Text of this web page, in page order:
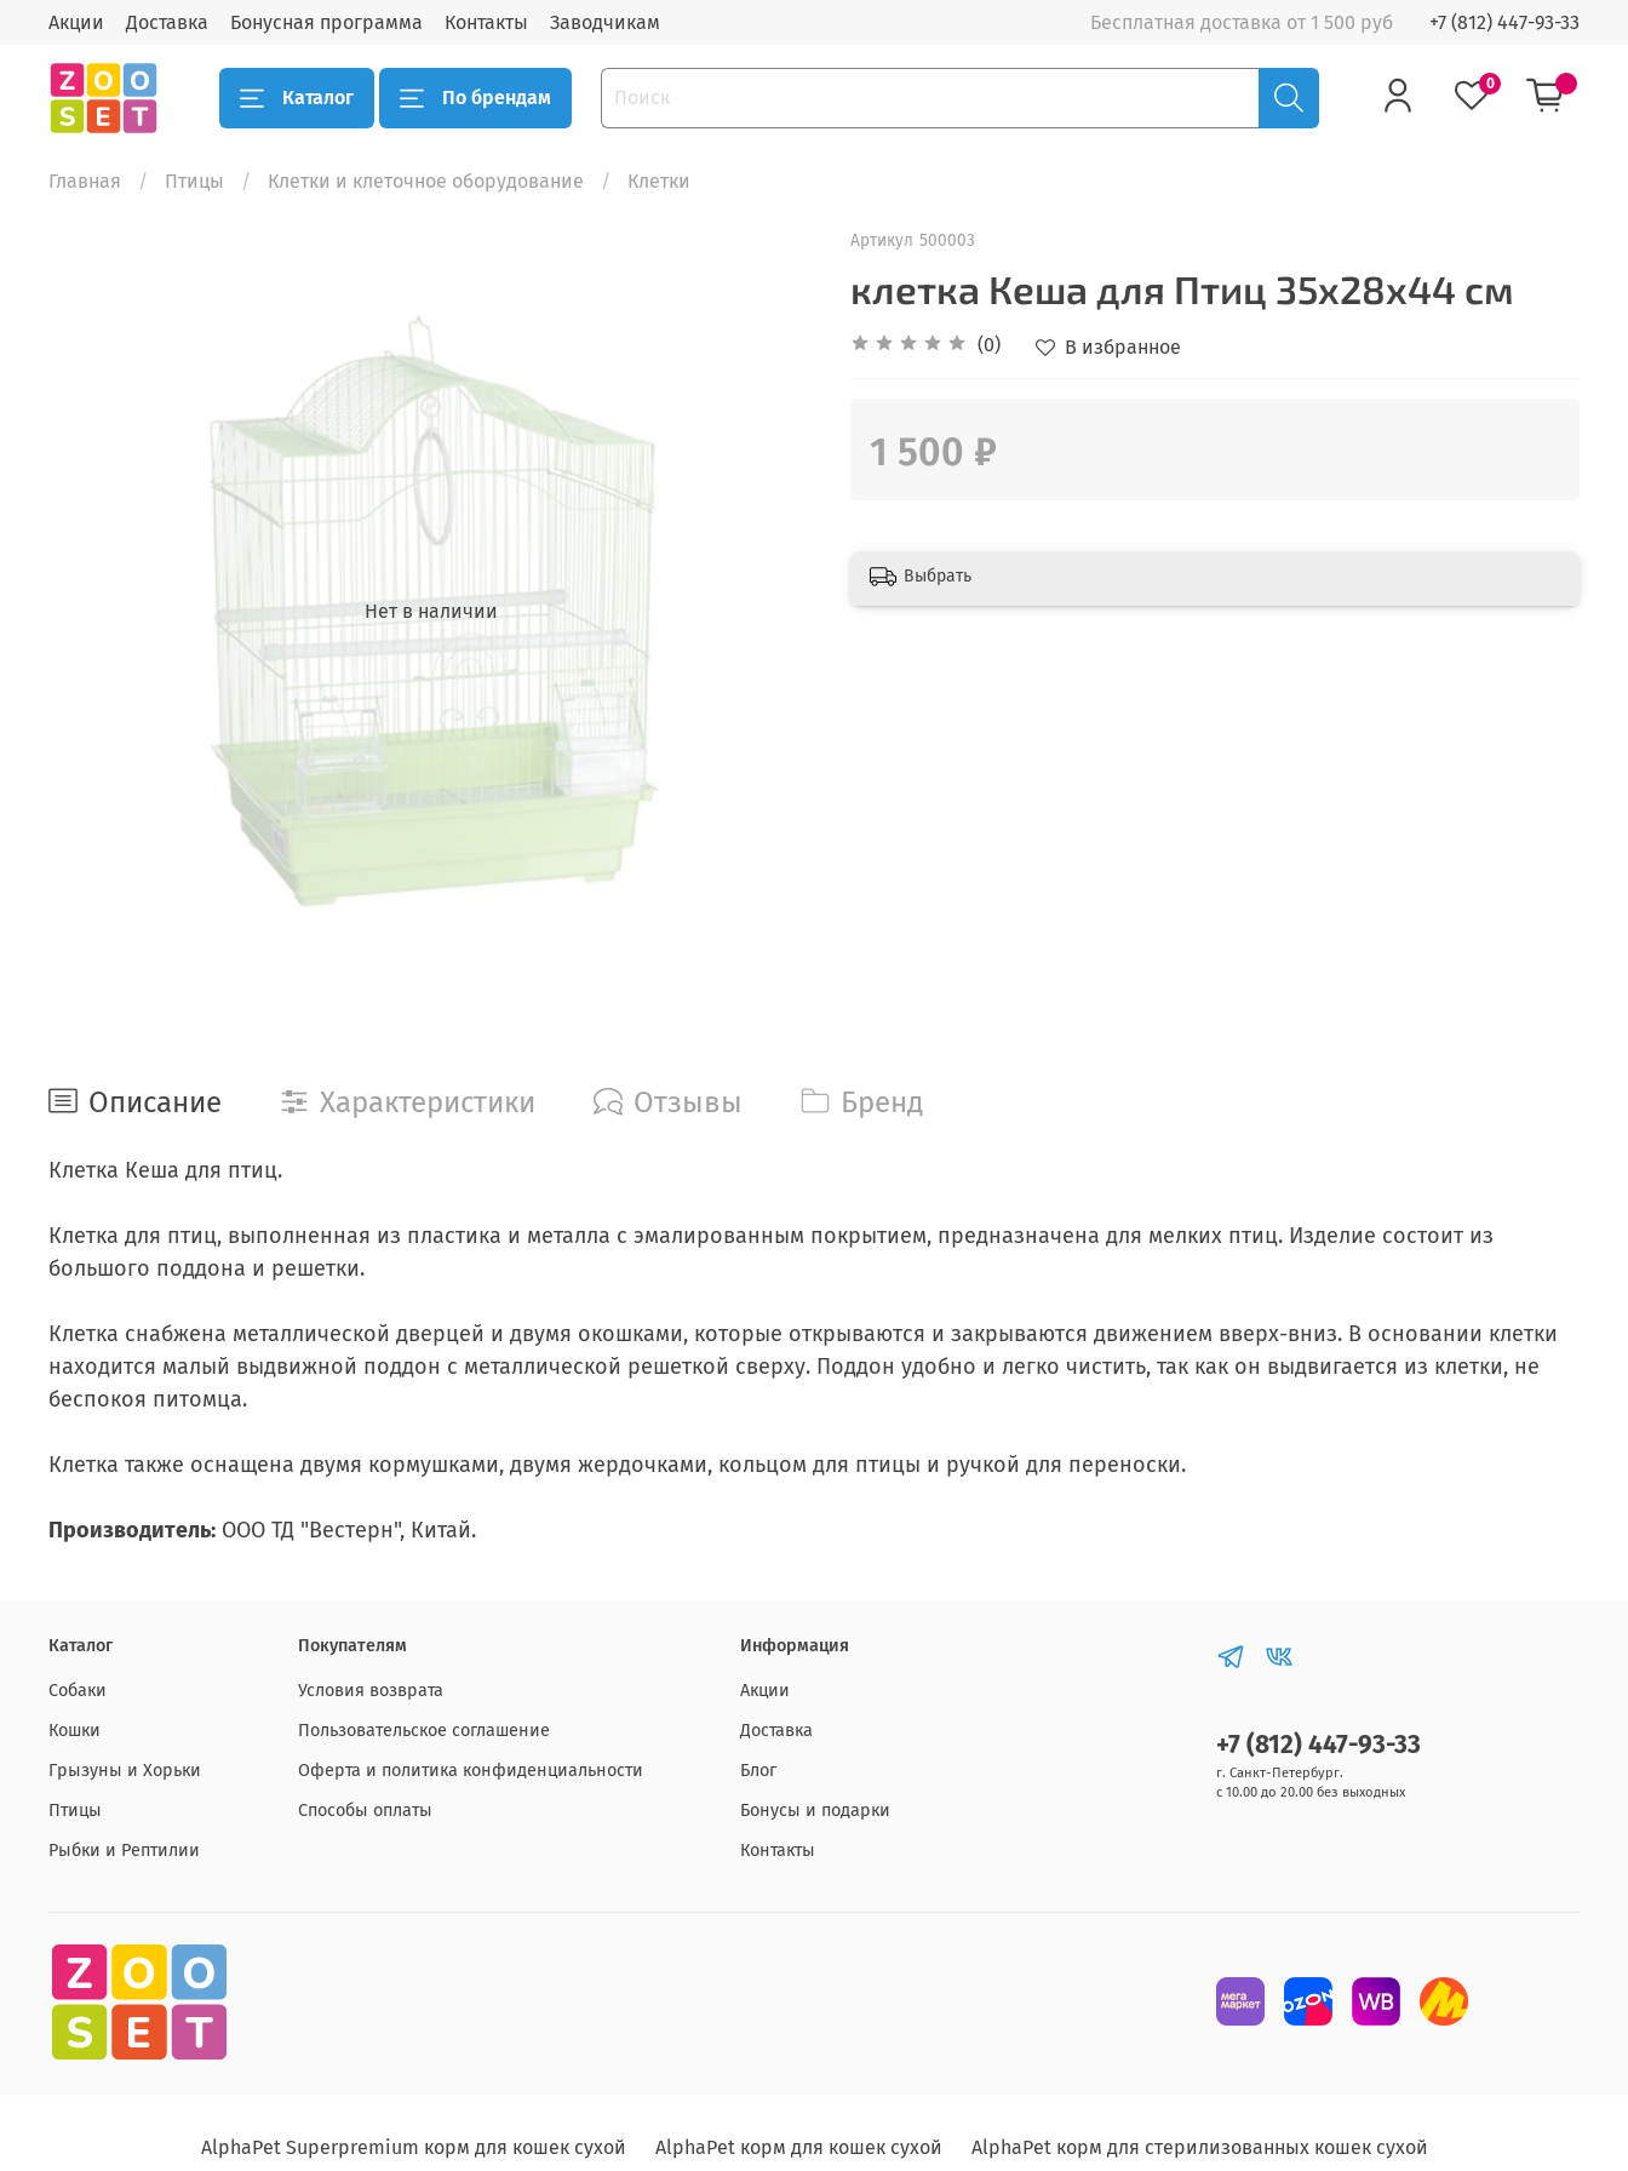
Акции Доставка Бонусная программа Контакты Заводчикам Бесплатная доставка от 1 500 руб +7 (812) 447-93-33
Каталог По брендам
0
Главная Птицы Клетки и клеточное оборудование Клетки
Нет в наличии
Артикул 500003
клетка Кеша для Птиц 35х28х44 см
(0) В избранное
1 500 ₽
Выбрать
Описание Характеристики Отзывы Бренд
Клетка Кеша для птиц.
Клетка для птиц, выполненная из пластика и металла с эмалированным покрытием, предназначена для мелких птиц. Изделие состоит из
большого поддона и решетки.
Клетка снабжена металлической дверцей и двумя окошками, которые открываются и закрываются движением вверх-вниз. В основании клетки
находится малый выдвижной поддон с металлической решеткой сверху. Поддон удобно и легко чистить, так как он выдвигается из клетки, не
беспокоя питомца.
Клетка также оснащена двумя кормушками, двумя жердочками, кольцом для птицы и ручкой для переноски.
Производитель: ООО ТД "Вестерн", Китай.
Каталог
Собаки
Кошки
Грызуны и Хорьки
Птицы
Рыбки и Рептилии
Покупателям
Условия возврата
Пользовательское соглашение
Оферта и политика конфиденциальности
Способы оплаты
Информация
Акции
Доставка
Блог
Бонусы и подарки
Контакты
+7 (812) 447-93-33
г. Санкт-Петербург.
с 10.00 до 20.00 без выходных
AlphaPet Superpremium корм для кошек сухой AlphaPet корм для кошек сухой AlphaPet корм для стерилизованных кошек сухой